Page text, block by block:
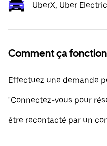
UberX, Uber
Comment ça
Effectuez une demande
"Connectez-vous pour
être recontacté par un